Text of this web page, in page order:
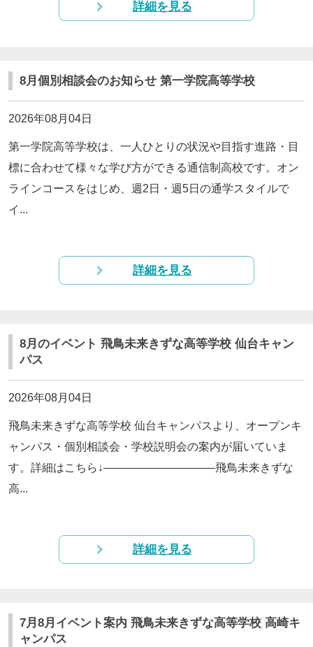
詳細を見る
8月個別相談会のお知らせ 第一学院高等学校
2026年08月04日
第一学院高等学校は、一人ひとりの状況や目指す進路・目
標に合わせて様々な学び方ができる通信制高校です。オン
ラインコースをはじめ、週2日・週5日の通学スタイルで
イ...
詳細を見る
8月のイベント 飛鳥未来きずな高等学校 仙台キャン
パス
2026年08月04日
飛鳥未来きずな高等学校 仙台キャンパスより、オープンキ
ャンパス・個別相談会・学校説明会の案内が届いていま
す。詳細はこちら↓——————————飛鳥未来きずな
高...
詳細を見る
7月8月イベント案内 飛鳥未来きずな高等学校 高崎キ
ャンパス